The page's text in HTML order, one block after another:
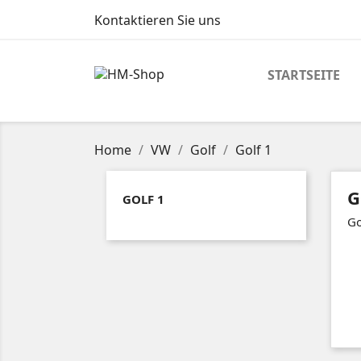
Kontaktieren Sie uns
STARTSEITE
Home VW Golf Golf 1
GOLF 1